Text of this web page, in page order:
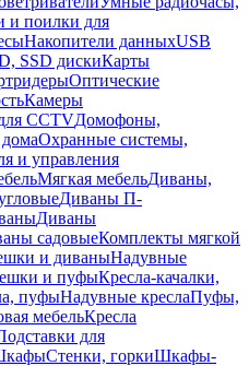
и поилки для
Накопители данныхUSB
SSD дискиКарты
Оптические
Камеры
CCTVДомофоны,
Охранные системы,
и управления
Мягкая мебельДиваны,
Диваны П-
Диваны
садовыеКомплекты мягкой
и диваныНадувные
и пуфыКресла-качалки,
пуфыНадувные креслаПуфы,
мебельКресла
для
Стенки, горкиШкафы-